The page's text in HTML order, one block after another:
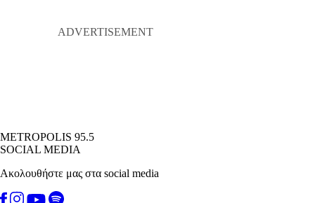
METROPOLIS 95.5
SOCIAL MEDIA
Ακολουθήστε μας στα social media